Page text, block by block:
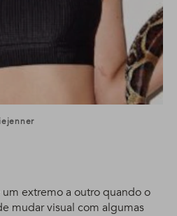
extremo a outro quando o
mudar visual com algumas